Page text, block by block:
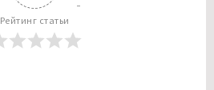
Рейтинг статьи